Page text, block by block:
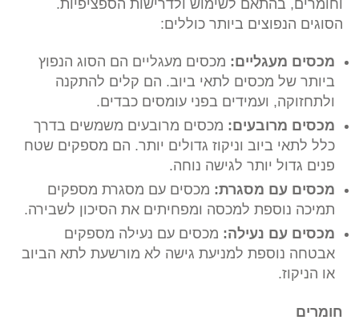
וחומרים, בהתאם לשימוש ולדרישות הספציפיות.
הסוגים הנפוצים ביותר כוללים:
מכסים מעגליים: מכסים מעגליים הם הסוג הנפוץ
ביותר של מכסים לתאי ביוב. הם קלים להתקנה
ולתחזוקה, ועמידים בפני עומסים כבדים.
מכסים מרובעים: מכסים מרובעים משמשים בדרך
כלל לתאי ביוב וניקוז גדולים יותר. הם מספקים שטח
פנים גדול יותר לגישה נוחה.
מכסים עם מסגרת: מכסים עם מסגרת מספקים
תמיכה נוספת למכסה ומפחיתים את הסיכון לשבירה.
מכסים עם נעילה: מכסים עם נעילה מספקים
אבטחה נוספת למניעת גישה לא מורשעת לתא הביוב
או הניקוז.
חומרים